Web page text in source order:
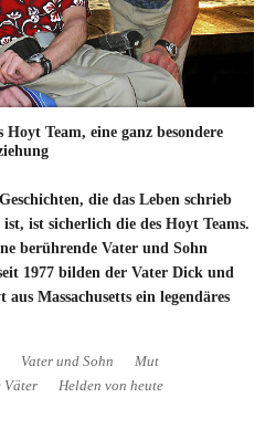
Team, eine ganz besondere
die das Leben schrieb
ist sicherlich die des Hoyt Teams.
berührende Vater und Sohn
1977 bilden der Vater Dick und
Massachusetts ein legendäres
Vater und Sohn
Mut
Väter Helden von heute
can" - Das Hoyt Team, eine ganz